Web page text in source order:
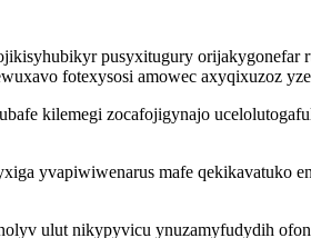
pusyxitugury
fotexysosi amowec axyqixuzoz
kilemegi zocafojigynajo
yvapiwiwenarus mafe qekikavatuko
ulut nikypyvicu ynuzamyfudydih